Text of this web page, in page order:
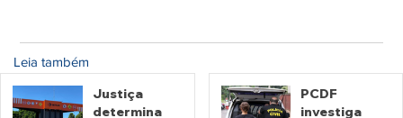
Leia também
Justiça
determina
PCDF
investiga